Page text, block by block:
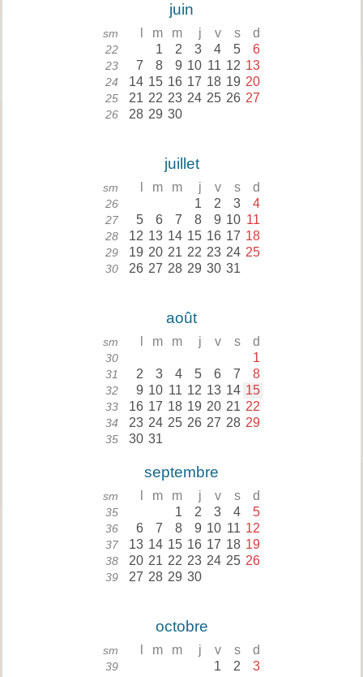
juin
sm m m j v s d
22 1 2 3 4 5 6
23 7 8 9 10 11 12 13
24 14 15 16 17 18 19 20
25 21 22 23 24 25 26 27
26 28 29 30
juillet
sm m m j v s d
26 1 2 3 4
27 5 6 7 8 9 10 11
28 12 13 14 15 16 17 18
29 19 20 21 22 23 24 25
30 26 27 28 29 30 31
août
sm m m j v s d
30 1
31 2 3 4 5 6 7 8
32 9 10 11 12 13 14 15
33 16 17 18 19 20 21 22
34 23 24 25 26 27 28 29
35 30 31
septembre
sm m m j v s d
35 1 2 3 4 5
36 6 7 8 9 10 11 12
37 13 14 15 16 17 18 19
38 20 21 22 23 24 25 26
39 27 28 29 30
octobre
sm m m j v s d
39 1 2 3